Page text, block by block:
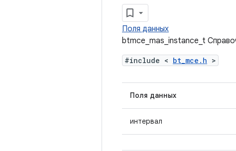
Поля данных
btmce_mas_instance_t
#include < bt_mce.h >
Поля данных
интервал